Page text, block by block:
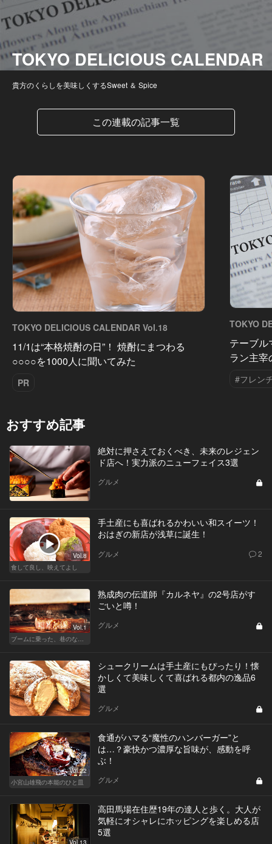
TOKYO DELICIOUS CALENDAR
貴方のくらしを美味しくするSweet ＆ Spice
この連載の記事一覧
TOKYO DELICIOUS CALENDAR Vol.18
11/1は“本格焼酎の日”！ 焼酎にまつわる
○○○○を1000人に聞いてみた
PR
TOKYO
テーブ
ラン主
#フレン
おすすめ記事
絶対に押さえておくべき、未来のレジェン
ド店へ！実力派のニューフェイス3選
グルメ
Vol.8
食して良し、映えてよし
手土産にも喜ばれるかわいい和スイーツ！
おはぎの新店が浅草に誕生！
グルメ 2
Vol.1
ブームに乗った、巷のなんちゃってに喝！ 真実の熟成肉しか食べたくない！
熟成肉の伝道師『カルネヤ』の2号店がす
ごいと噂！
グルメ
シュークリームは手土産にもぴったり！懐
かしくて美味しくて喜ばれる都内の逸品6
選
グルメ
Vol.22
小宮山雄飛の本能のひと皿
食通がハマる“魔性のハンバーガー”と
は…？豪快かつ濃厚な旨味が、感動を呼
ぶ！
グルメ
Vol.13
高田馬場在住歴19年の達人と歩く。大人が
気軽にオシャレにホッピングを楽しめる店
5選